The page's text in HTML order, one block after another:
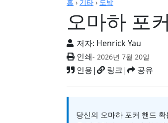
홈 › 기타 › 도박
오마하 포
저자: Henrick Yau
인쇄- 2026년 7월 20일
인용| 링크| 공유
계산기
당신의 오마하 포커 핸드